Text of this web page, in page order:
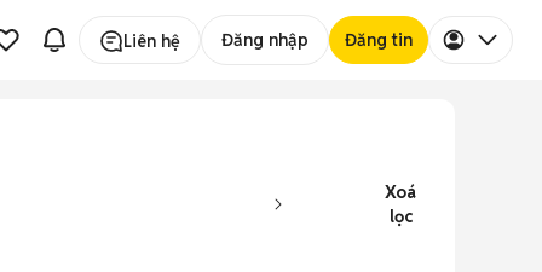
Liên hệ Đăng nhập Đăng tin
Xoá
lọc